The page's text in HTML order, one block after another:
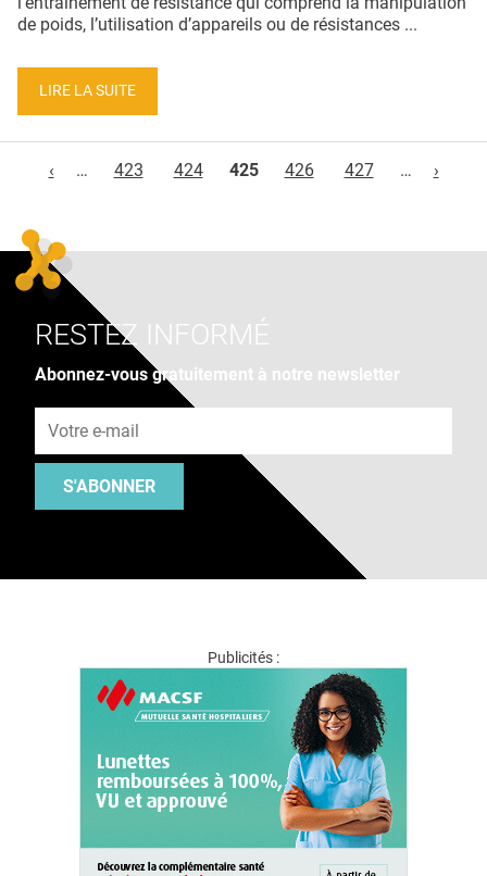
de poids, l’utilisation d’appareils ou de résistances ...
LIRE LA SUITE
‹
… 423 424 425 426 427 … ›
RESTEZ INFORMÉ
Abonnez-vous gratuitement à notre newsletter
S'ABONNER
Publicités :